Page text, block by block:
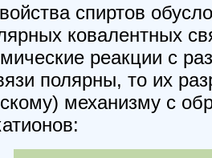
спиртов
реакции с
полярны, то их
механизму с